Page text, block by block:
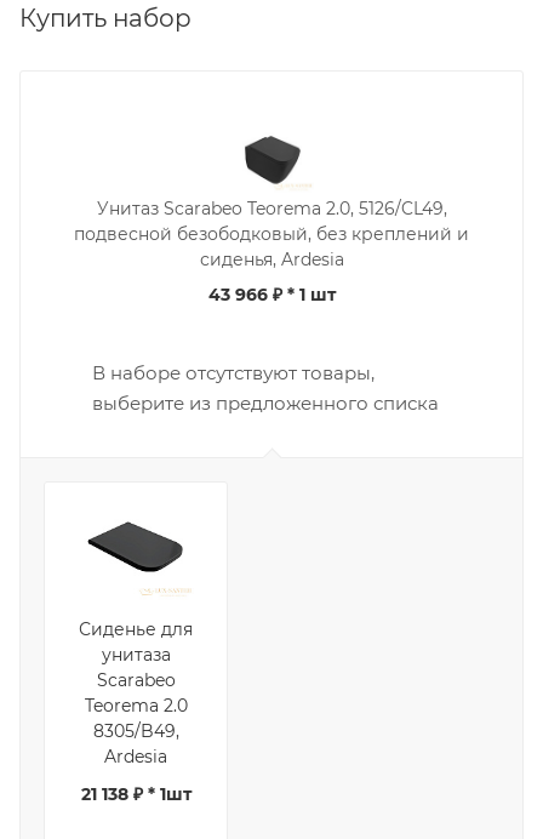
Купить набор
Унитаз Scarabeo Teorema 2.0, 5126/CL49,
подвесной безободковый, без креплений и
сиденья, Ardesia
43 966 ₽* 1 шт
В наборе отсутствуют товары,
выберите из предложенного списка
Сиденье для
унитаза
Scarabeo
Teorema 2.0
8305/B49,
Ardesia
21 138 ₽ * 1шт